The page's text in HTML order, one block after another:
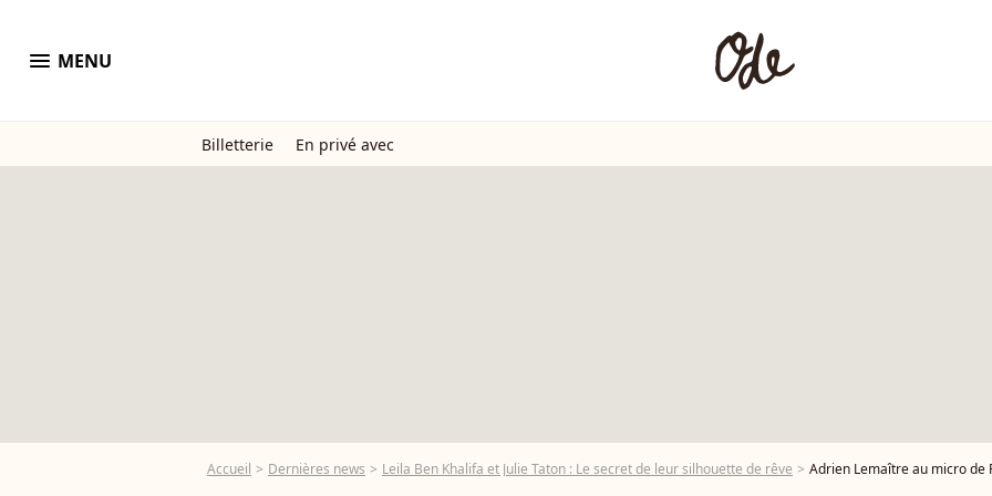
menu MENU
Billetterie En privé avec
Accueil Dernières news Leila Ben Khalifa et Julie Taton : Le secret de leur silhouette de rêve Adrien Lemaître au micro de